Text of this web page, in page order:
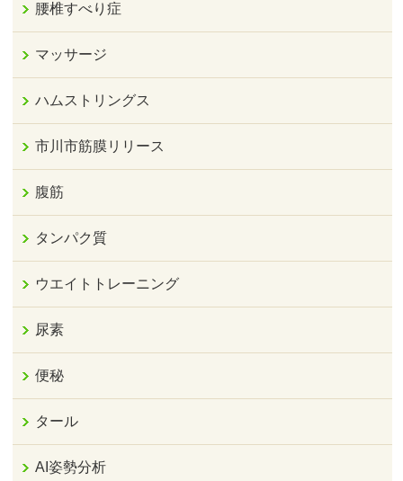
腰椎すべり症
マッサージ
ハムストリングス
市川市筋膜リリース
腹筋
タンパク質
ウエイトトレーニング
尿素
便秘
タール
AI姿勢分析